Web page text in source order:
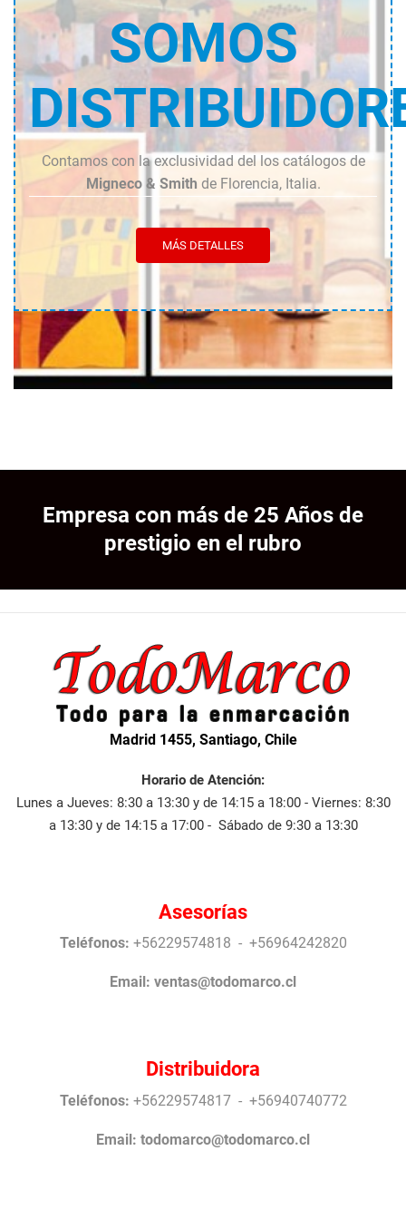
SOMOS
Contamos con la exclusividad del los catálogos de
Migneco & Smith de Florencia, Italia.
MÁS DETALLES
Empresa con más de 25 Años de
prestigio en el rubro
Madrid 1455, Santiago, Chile
Horario de Atención:
Lunes a Jueves: 8:30 a 13:30 y de 14:15 a 18:00 - Viernes: 8:30
a 13:30 y de 14:15 a 17:00 - Sábado de 9:30 a 13:30
Asesorías
Teléfonos: +56229574818 - +56964242820
Email: ventas@todomarco.cl
Distribuidora
Teléfonos: +56229574817 - +56940740772
Email: todomarco@todomarco.cl